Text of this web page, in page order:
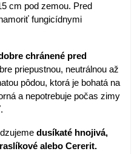
cm pod zemou. Pred
fungicídnymi
chránené pred
priepustnou, neutrálnou až
pôdou, ktorá je bohatá na
a nepotrebuje počas zimy
dusíkaté hnojivá,
alebo Cererit.